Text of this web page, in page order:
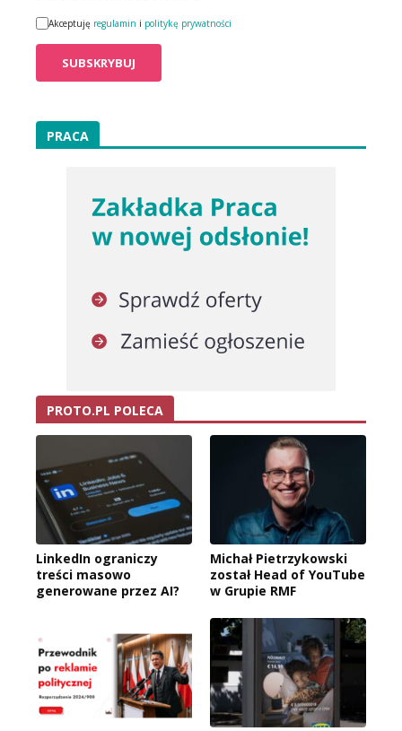
Akceptuję regulamin i politykę prywatności
PRACA
PROTO.PL POLECA
LinkedIn ograniczy
treści masowo
generowane przez AI?
Michał Pietrzykowski
został Head of YouTube
w Grupie RMF